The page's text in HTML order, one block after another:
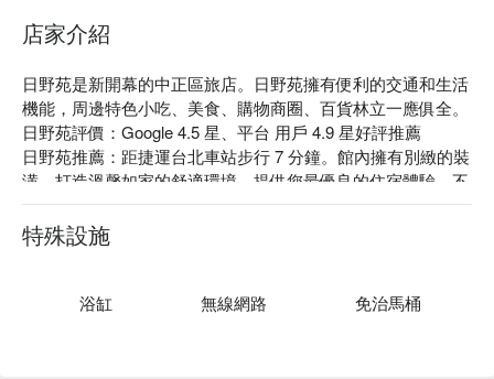
店家介紹
日野苑是新開幕的中正區旅店。日野苑擁有便利的交通和生活
機能，周邊特色小吃、美食、購物商圈、百貨林立一應俱全。
日野苑評價：Google 4.5 星、平台 用戶 4.9 星好評推薦
日野苑推薦：距捷運台北車站步行 7 分鐘。館內擁有別緻的裝
潢，打造溫馨如家的舒適環境，提供您最優良的住宿體驗，不
論是出差工作還是外出旅遊皆能滿足您的需求。
日野苑股份有限公司，統編：83550901。
日野苑優惠、日野苑住宿方案、日野苑休息方案立刻查看⬇︎
特殊設施
浴缸 無線網路 免治馬桶